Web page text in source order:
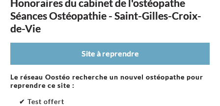
Honoraires du cabinet de l'ostéopathe
Séances Ostéopathie - Saint-Gilles-Croix-
de-Vie
Site à reprendre
Le réseau Oostéo recherche un nouvel ostéopathe pour
reprendre ce site :
✔ Test offert